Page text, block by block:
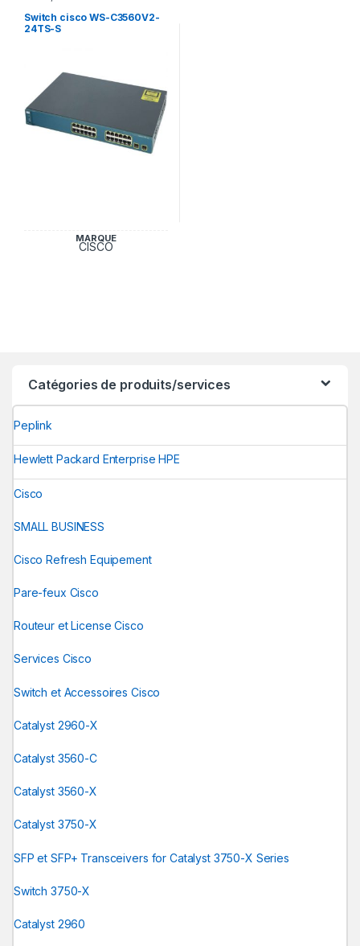
Switch cisco WS-C3560V2-
24TS-S
MARQUE
CISCO
Catégories de produits/services
Peplink
Hewlett Packard Enterprise HPE
Cisco
SMALL BUSINESS
Cisco Refresh Equipement
Pare-feux Cisco
Routeur et License Cisco
Services Cisco
Switch et Accessoires Cisco
Catalyst 2960-X
Catalyst 3560-C
Catalyst 3560-X
Catalyst 3750-X
SFP et SFP+ Transceivers for Catalyst 3750-X Series
Switch 3750-X
Catalyst 2960